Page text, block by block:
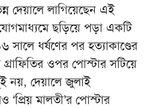
দেয়ালে লাগিয়েছেন এই
ছড়িয়ে পড়া একটি
সালে ধর্ষণের পর হত্যাকাণ্ডের
ওপর পোস্টার সটিয়ে
নয়, দেয়ালে জুলাই
মালতী’র পোস্টার